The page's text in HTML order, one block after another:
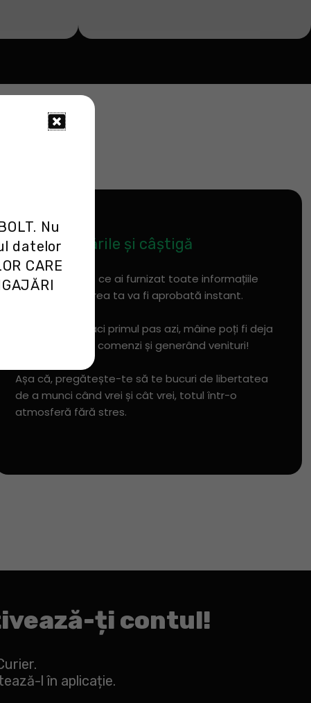
Pasul 3
Începe livrările și câștigă
E simplu! Odată ce ai furnizat toate informațiile
necesare, cererea ta va fi aprobată instant.
Practic, dacă faci primul pas azi, mâine poți fi deja
pe drum livrând comenzi și generând venituri!
Așa că, pregătește-te să te bucuri de libertatea
de a munci când vrei și cât vrei, totul într-o
atmosferă fără stres.
ți contul!
l în aplicație.
Nu
datelor
CARE